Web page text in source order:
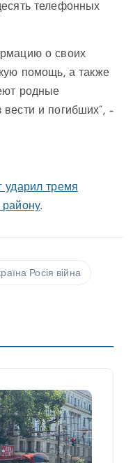
телефонных
о своих
помощь, а также
родные
и погибших”, –
ударил тремя
району.
Росія війна